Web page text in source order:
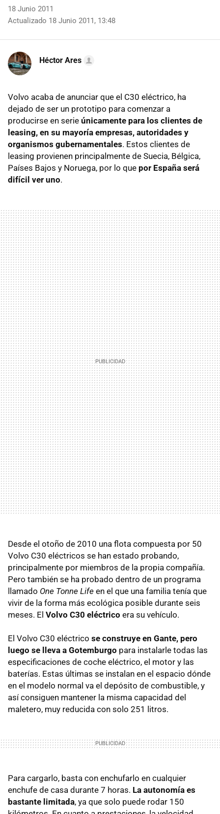
18 Junio 2011
Actualizado 18 Junio 2011, 13:48
Héctor Ares
Volvo acaba de anunciar que el C30 eléctrico, ha
dejado de ser un prototipo para comenzar a
producirse en serie únicamente para los clientes de
leasing, en su mayoría empresas, autoridades y
organismos gubernamentales. Estos clientes de
leasing provienen principalmente de Suecia, Bélgica,
Países Bajos y Noruega, por lo que por España será
difícil ver uno.
Desde el otoño de 2010 una flota compuesta por 50
Volvo C30 eléctricos se han estado probando,
principalmente por miembros de la propia compañía.
Pero también se ha probado dentro de un programa
llamado One Tonne Life en el que una familia tenía que
vivir de la forma más ecológica posible durante seis
meses. El Volvo C30 eléctrico era su vehículo.
El Volvo C30 eléctrico se construye en Gante, pero
luego se lleva a Gotemburgo para instalarle todas las
especificaciones de coche eléctrico, el motor y las
baterías. Estas últimas se instalan en el espacio dónde
en el modelo normal va el depósito de combustible, y
así consiguen mantener la misma capacidad del
maletero, muy reducida con solo 251 litros.
Para cargarlo, basta con enchufarlo en cualquier
enchufe de casa durante 7 horas. La autonomía es
bastante limitada, ya que solo puede rodar 150